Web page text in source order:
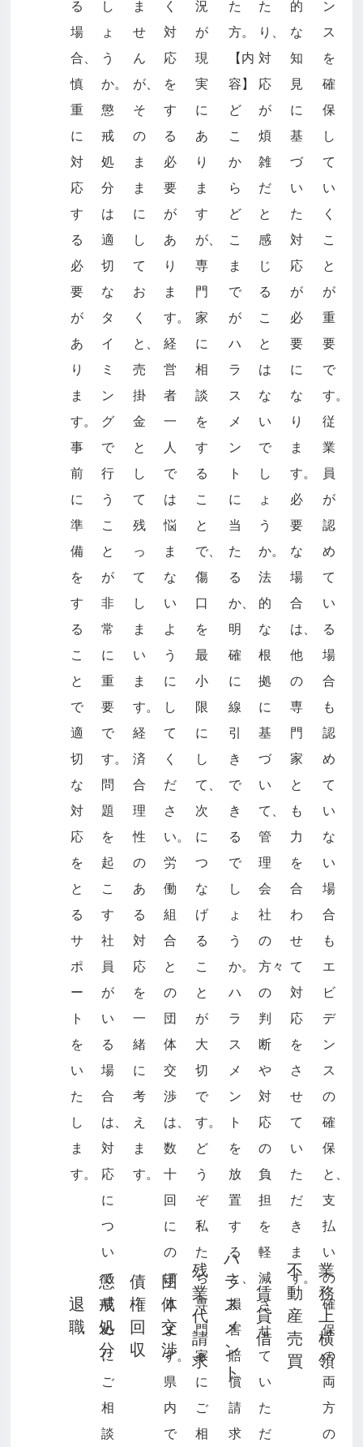
退
職
る
場
合、
慎
重
に
対
応
す
る
必
要
が
あ
り
ま
す。
事
前
に
準
備
を
す
る
こ
と
で
適
切
な
対
応
を
と
る
サ
ポ
ー
ト
を
い
た
し
ま
す。
懲
戒
処
分
し
ょ
う
か。
懲
戒
処
分
は
適
切
な
タ
イ
ミ
ン
グ
で
行
う
こ
と
が
非
常
に
重
要
で
す。
問
題
を
起
こ
す
社
員
が
い
る
場
合
は、
対
応
に
つ
い
て
早
め
に
ご
相
談
債
権
回
収
ま
せ
ん
が、
そ
の
ま
ま
に
し
て
お
く
と、
売
掛
金
と
し
て
残
っ
て
し
ま
い
ま
す。
経
済
合
理
性
の
あ
る
対
応
を
一
緒
に
考
え
ま
す。
団
体
交
渉
く
対
応
を
す
る
必
要
が
あ
り
ま
す。
経
営
者
一
人
で
は
悩
ま
な
い
よ
う
に
し
て
く
だ
さ
い。
労
働
組
合
と
の
団
体
交
渉
は、
数
十
回
に
の
ぼ
り
ま
す。
県
内
で
残
業
代
請
求
況
が
現
実
に
あ
り
ま
す
が、
専
門
家
に
相
談
を
す
る
こ
と
で、
傷
口
を
最
小
限
に
し
て、
次
に
つ
な
げ
る
こ
と
が
大
切
で
す。
ど
う
ぞ
私
た
ち
専
門
家
に
ご
相
ハ
ラ
ス
メ
ン
ト
た
方。
【内
容】
ど
こ
か
ら
ど
こ
ま
で
が
ハ
ラ
ス
メ
ン
ト
に
当
た
る
か、
明
確
に
線
引
き
で
き
る
で
し
ょ
う
か。
ハ
ラ
ス
メ
ン
ト
を
放
置
す
る
と、
損
害
賠
償
請
求
賃
貸
借
た
り、
対
応
が
煩
雑
だ
と
感
じ
る
こ
と
は
な
い
で
し
ょ
う
か。
法
的
な
根
拠
に
基
づ
い
て、
管
理
会
社
の
方々
の
判
断
や
対
応
の
負
担
を
軽
減
さ
せ
て
い
た
だ
不
動
産
売
買
的
な
知
見
に
基
づ
い
た
対
応
が
必
要
に
な
り
ま
す。
必
要
な
場
合
は、
他
の
専
門
家
と
も
力
を
合
わ
せ
て
対
応
を
さ
せ
て
い
た
だ
き
ま
す。
業
務
上
横
領
ン
ス
を
確
保
し
て
い
く
こ
と
が
重
要
で
す。
従
業
員
が
認
め
て
い
る
場
合
も
認
め
て
い
な
い
場
合
も
エ
ビ
デ
ン
ス
の
確
保
と、
支
払
い
の
確
保
の
両
方
の